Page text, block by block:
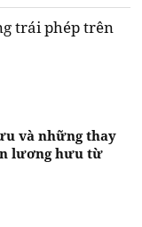
trái phép trên
và những thay
lương hưu từ